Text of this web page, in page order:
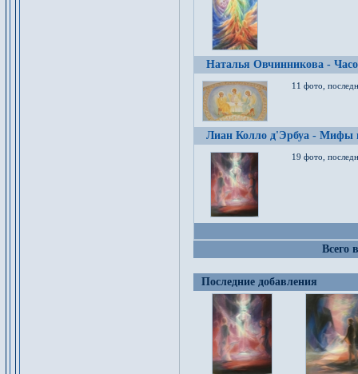
Наталья Овчинникова -
11 фото,
Лиан Колло д'Эрбуа - Мифы
19 фото,
Всего
Последние добавления